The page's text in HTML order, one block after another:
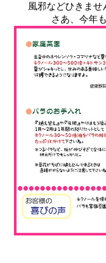
風邪などひきま
さあ、今年